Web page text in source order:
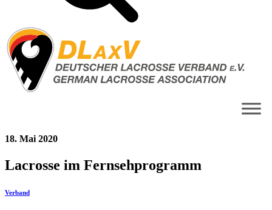
18. Mai 2020
Lacrosse im Fernsehprogramm
Verband